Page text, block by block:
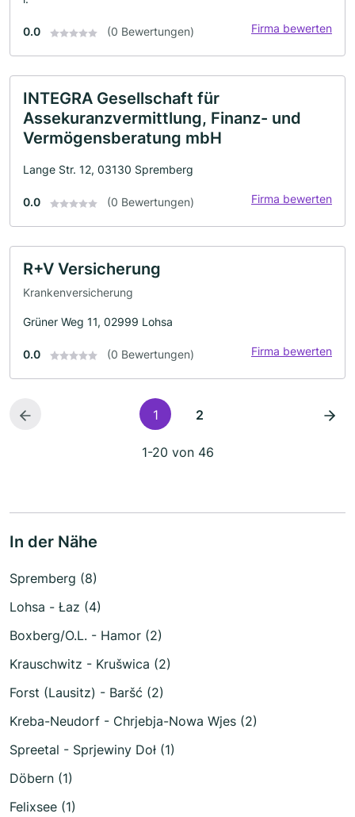
0.0 (0 Bewertungen) Firma bewerten
INTEGRA Gesellschaft für
Assekuranzvermittlung, Finanz- und
Vermögensberatung mbH
Lange Str. 12, 03130 Spremberg
0.0 (0 Bewertungen) Firma bewerten
R+V Versicherung
Krankenversicherung
Grüner Weg 11, 02999 Lohsa
0.0 (0 Bewertungen) Firma bewerten
1 2
1-20 von 46
In der Nähe
Spremberg (8)
Lohsa - Łaz (4)
Boxberg/O.L. - Hamor (2)
Krauschwitz - Krušwica (2)
Forst (Lausitz) - Baršć (2)
Kreba-Neudorf - Chrjebja-Nowa Wjes (2)
Spreetal - Sprjewiny Doł (1)
Döbern (1)
Felixsee (1)